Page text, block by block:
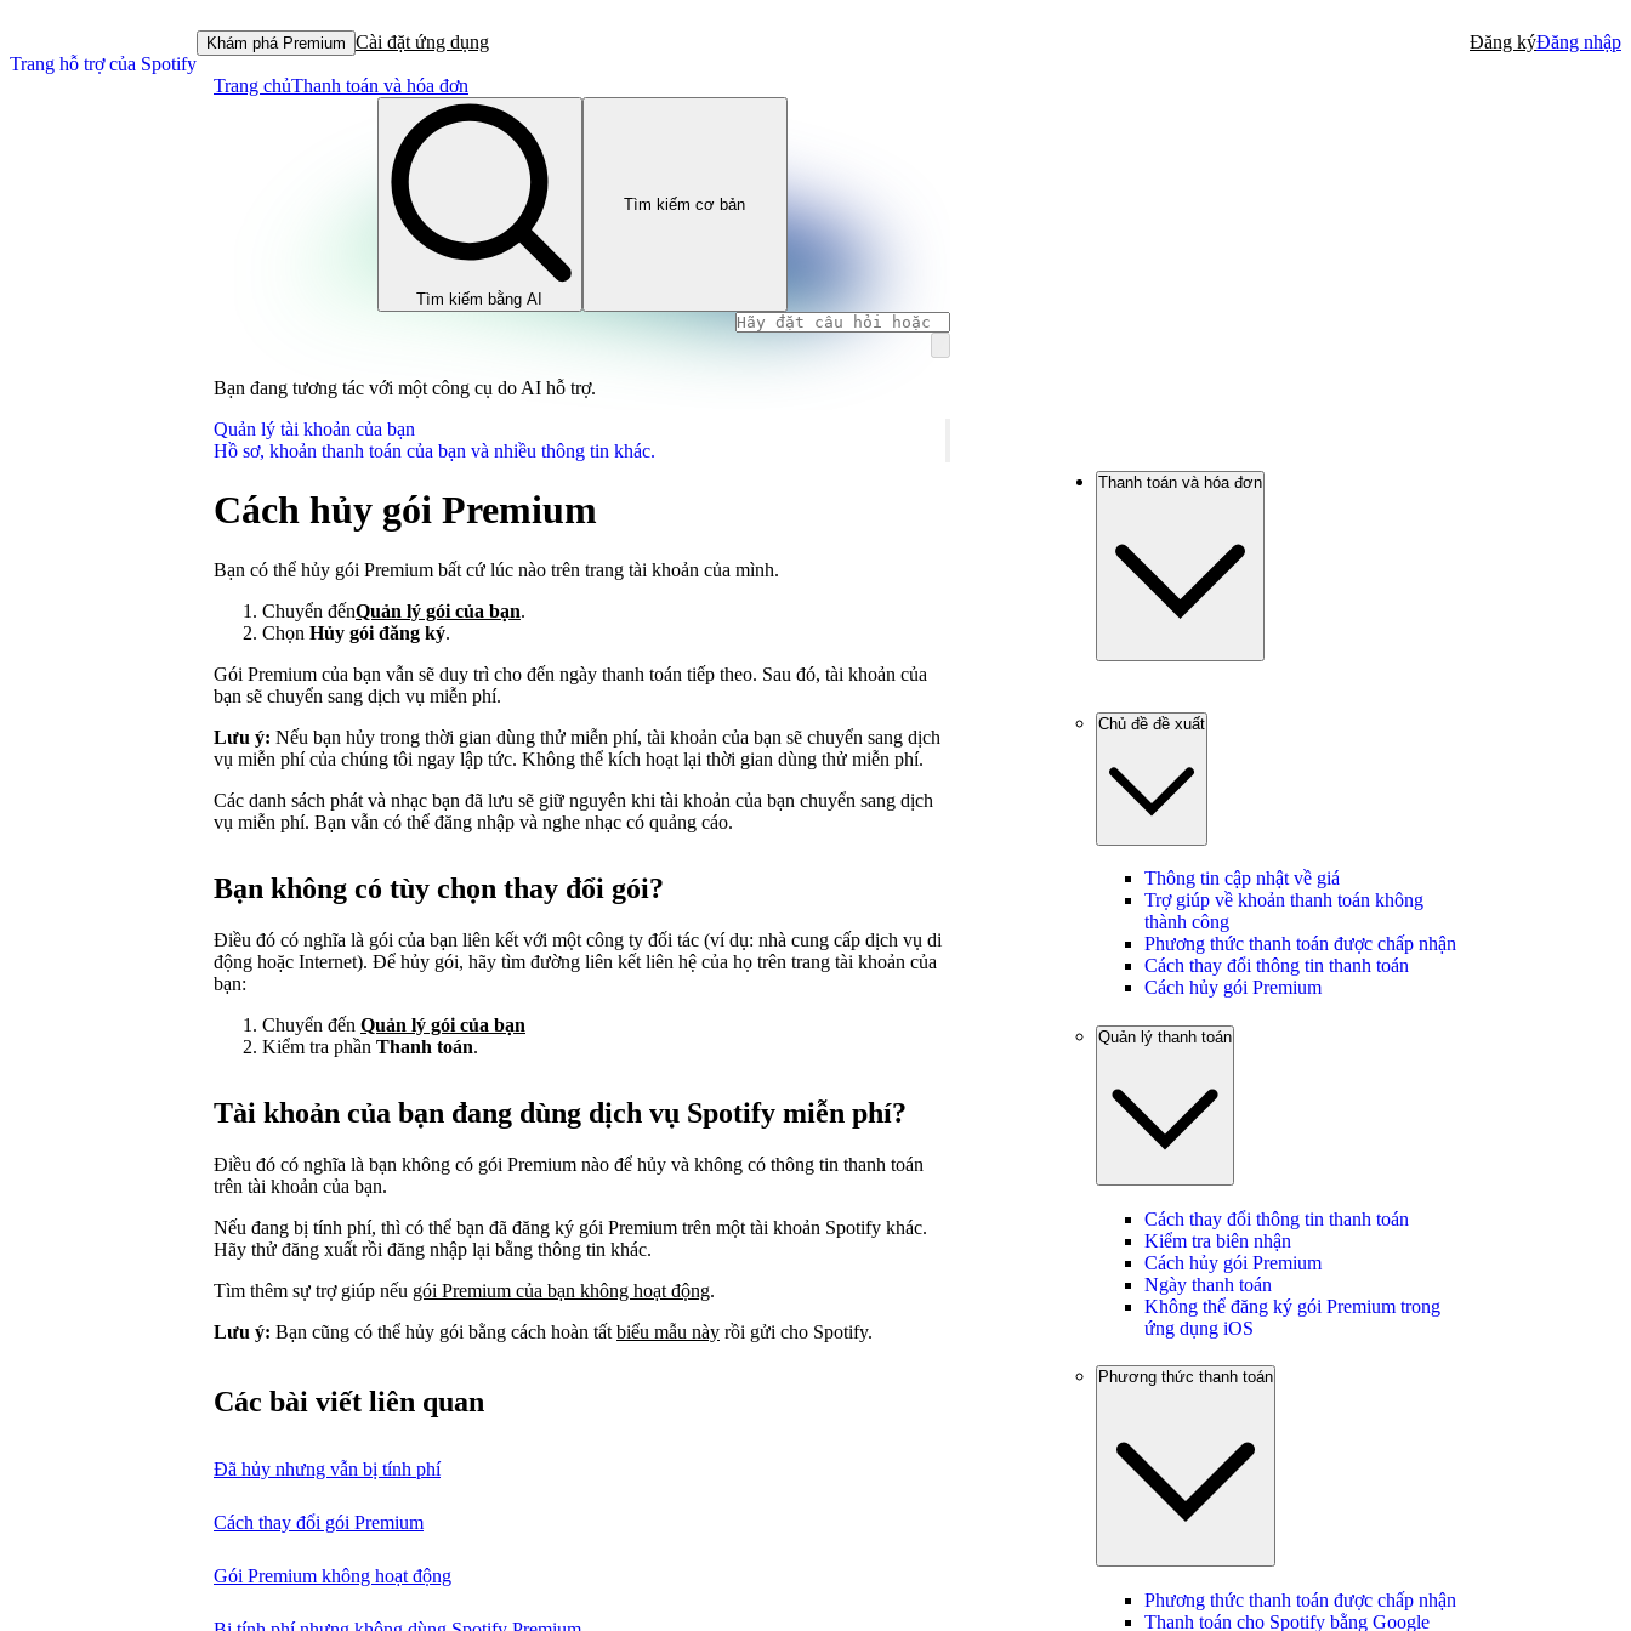
Trang hỗ trợ của Spotify
Khám phá Premium Cài đặt ứng dụng Đăng kýĐăng nhập
Trang chủThanh toán và hóa đơn
Tìm kiếm bằng AI
Tìm kiếm cơ bản
Bạn đang tương tác với một công cụ do AI hỗ trợ.
Quản lý tài khoản của bạn
Hồ sơ, khoản thanh toán của bạn và nhiều thông tin khác.
Cách hủy gói Premium
Bạn có thể hủy gói Premium bất cứ lúc nào trên trang tài khoản của mình.
Chuyển đếnQuản lý gói của bạn.
Chọn Hủy gói đăng ký.
Gói Premium của bạn vẫn sẽ duy trì cho đến ngày thanh toán tiếp theo. Sau đó, tài khoản của
bạn sẽ chuyển sang dịch vụ miễn phí.
Lưu ý: Nếu bạn hủy trong thời gian dùng thử miễn phí, tài khoản của bạn sẽ chuyển sang dịch
vụ miễn phí của chúng tôi ngay lập tức. Không thể kích hoạt lại thời gian dùng thử miễn phí.
Các danh sách phát và nhạc bạn đã lưu sẽ giữ nguyên khi tài khoản của bạn chuyển sang dịch
vụ miễn phí. Bạn vẫn có thể đăng nhập và nghe nhạc có quảng cáo.
Bạn không có tùy chọn thay đổi gói?
Điều đó có nghĩa là gói của bạn liên kết với một công ty đối tác (ví dụ: nhà cung cấp dịch vụ di
động hoặc Internet). Để hủy gói, hãy tìm đường liên kết liên hệ của họ trên trang tài khoản của
bạn:
Chuyển đến Quản lý gói của bạn
Kiểm tra phần Thanh toán.
Tài khoản của bạn đang dùng dịch vụ Spotify miễn phí?
Điều đó có nghĩa là bạn không có gói Premium nào để hủy và không có thông tin thanh toán
trên tài khoản của bạn.
Nếu đang bị tính phí, thì có thể bạn đã đăng ký gói Premium trên một tài khoản Spotify khác.
Hãy thử đăng xuất rồi đăng nhập lại bằng thông tin khác.
Tìm thêm sự trợ giúp nếu gói Premium của bạn không hoạt động.
Lưu ý: Bạn cũng có thể hủy gói bằng cách hoàn tất biểu mẫu này rồi gửi cho Spotify.
Các bài viết liên quan
Đã hủy nhưng vẫn bị tính phí
Cách thay đổi gói Premium
Gói Premium không hoạt động
Thanh toán và hóa đơn
Chủ đề đề xuất
Thông tin cập nhật về giá
Trợ giúp về khoản thanh toán không
thành công
Phương thức thanh toán được chấp nhận
Cách thay đổi thông tin thanh toán
Cách hủy gói Premium
Quản lý thanh toán
Cách thay đổi thông tin thanh toán
Kiểm tra biên nhận
Cách hủy gói Premium
Ngày thanh toán
Không thể đăng ký gói Premium trong
ứng dụng iOS
Phương thức thanh toán
Phương thức thanh toán được chấp nhận
Thanh toán cho Spotify bằng Google